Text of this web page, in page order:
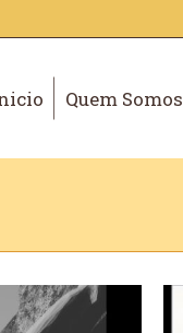
Quem Somos